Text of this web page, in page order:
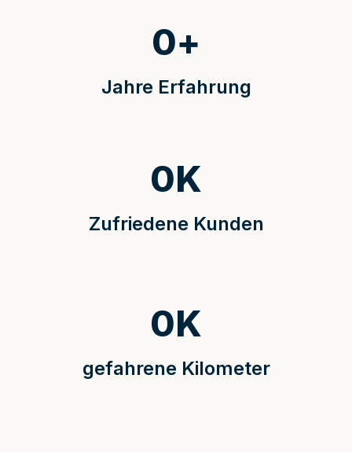
Jahre Erfahrung
0+
Zufriedene Kunden
0K
gefahrene Kilometer
0K